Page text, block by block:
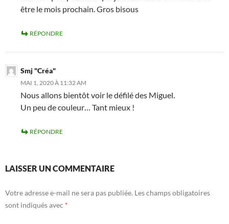
être le mois prochain. Gros bisous
RÉPONDRE
Smj "Créa"
MAI 1, 2020 À 11:32 AM
Nous allons bientôt voir le défilé des Miguel.
Un peu de couleur… Tant mieux !
RÉPONDRE
LAISSER UN COMMENTAIRE
Votre adresse e-mail ne sera pas publiée. Les champs obligatoires
sont indiqués avec *